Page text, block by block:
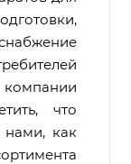
что
как